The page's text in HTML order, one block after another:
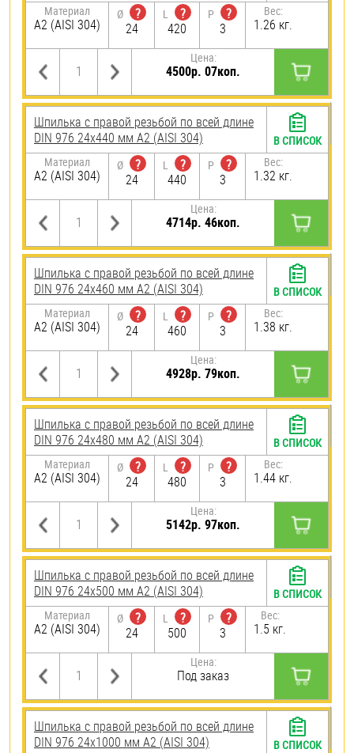
Материал
А2 (AISI 304)
Ø
?
24
L
?
420
P
?
3
Вес:
1.26 кг.
Цена:
4500р. 07коп.
Шпилька с правой резьбой по всей длине
DIN 976 24х440 мм А2 (AISI 304)
Материал
А2 (AISI 304)
Ø
?
24
L
?
440
P
?
3
Вес:
1.32 кг.
Цена:
4714р. 46коп.
В СПИСОК
Шпилька с правой резьбой по всей длине
DIN 976 24х460 мм А2 (AISI 304)
Материал
А2 (AISI 304)
Ø
?
24
L
?
460
P
?
3
Вес:
1.38 кг.
Цена:
4928р. 79коп.
В СПИСОК
Шпилька с правой резьбой по всей длине
DIN 976 24х480 мм А2 (AISI 304)
Материал
А2 (AISI 304)
Ø
?
24
L
?
480
P
?
3
Вес:
1.44 кг.
Цена:
5142р. 97коп.
В СПИСОК
Шпилька с правой резьбой по всей длине
DIN 976 24х500 мм А2 (AISI 304)
Материал
А2 (AISI 304)
Ø
?
24
L
?
500
P
?
3
Вес:
1.5 кг.
Цена:
Под заказ
В СПИСОК
Шпилька с правой резьбой по всей длине
DIN 976 24х1000 мм А2 (AISI 304)
В СПИСОК